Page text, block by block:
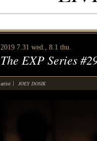
2019 7.31 wed., 8.1 thu.
The EXP Series
artist JOEY DOSIK